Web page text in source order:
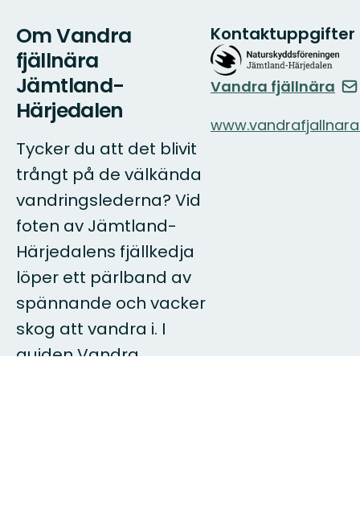
Om Vandra
fjällnära
Jämtland-
Härjedalen
Tycker du att det blivit
trångt på de välkända
vandringslederna? Vid
foten av Jämtland-
Härjedalens fjällkedja
löper ett pärlband av
spännande och vacker
skog att vandra i. I
guiden Vandra
Kontaktuppgifter
Vandra fjällnära